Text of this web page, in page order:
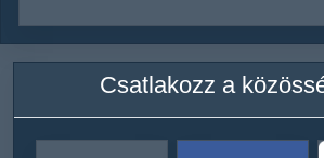
Csatlakozz a